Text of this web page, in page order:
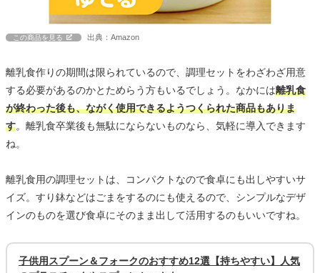
この商品を見る 出典：Amazon
離乳食作りの期間は限られているので、調理セットをわざわざ用意
する必要があるのかとためらう方もいるでしょう。なかには離乳食
が終わった後も、ながく使用できるようつくられた商品もありま
す。離乳食卒業後も無駄にならないものなら、気軽に導入できます
ね。
離乳食用の調理セットは、コンパクトなので食卓にも出しやすいサ
イズ。すり鉢などはごまをするのにも使えるので、シンプルなデザ
インのものを選び食卓にそのまま出して活用するのもいいですね。
子供用スプーン＆フォークのおすすめ12選【持ちやすい】人気